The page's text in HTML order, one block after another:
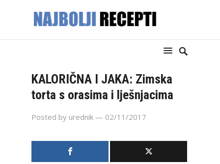
KALORIČNA I JAKA: Zimska
torta s orasima i lješnjacima
Posted by urednik — 02/11/2017